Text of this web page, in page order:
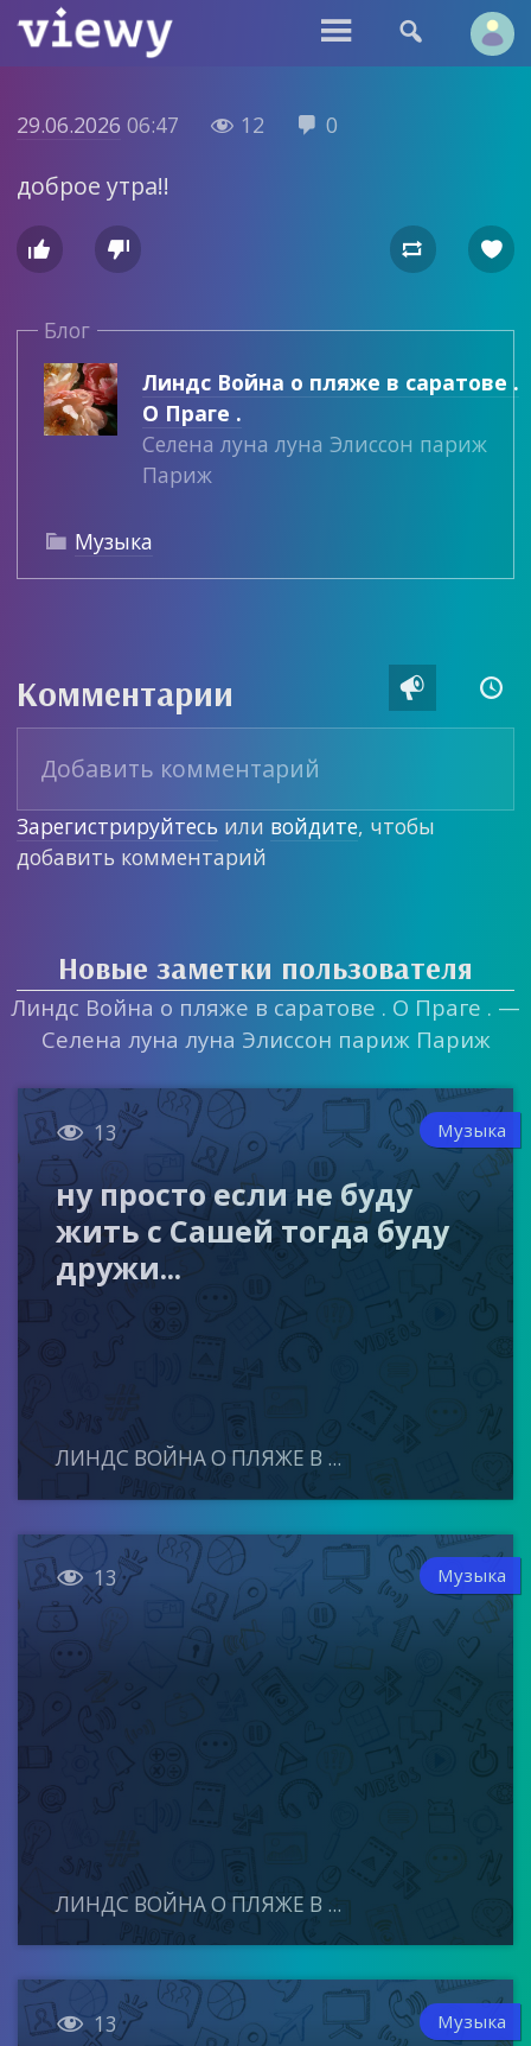
 
29.06.2026 06:47  12  0
доброе утра!!
   
Блог
Линдс Война о пляже в саратове .
О Праге .
Селена луна луна Элиссон париж
Париж
 Музыка
Комментарии  
Зарегистрируйтесь или войдите, чтобы
добавить комментарий
Новые заметки пользователя
Линдс Война о пляже в саратове . О Праге . —
Селена луна луна Элиссон париж Париж
 13 Музыка
ну просто если не буду
жить с Сашей тогда буду
дружи...
ЛИНДС ВОЙНА О ПЛЯЖЕ В ...
 13 Музыка
ЛИНДС ВОЙНА О ПЛЯЖЕ В ...
 13 Музыка